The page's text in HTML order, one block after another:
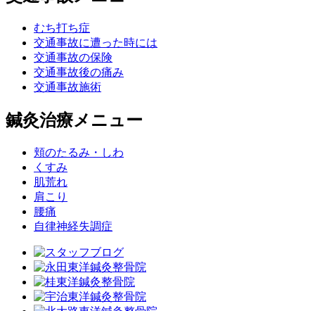
むち打ち症
交通事故に遭った時には
交通事故の保険
交通事故後の痛み
交通事故施術
鍼灸治療メニュー
頬のたるみ・しわ
くすみ
肌荒れ
肩こり
腰痛
自律神経失調症